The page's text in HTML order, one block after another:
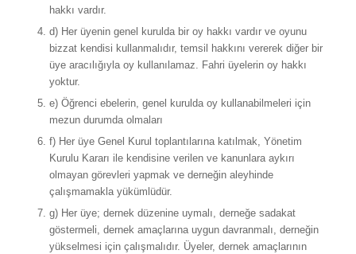
hakkı vardır.
d) Her üyenin genel kurulda bir oy hakkı vardır ve oyunu
bizzat kendisi kullanmalıdır, temsil hakkını vererek diğer bir
üye aracılığıyla oy kullanılamaz. Fahri üyelerin oy hakkı
yoktur.
e) Öğrenci ebelerin, genel kurulda oy kullanabilmeleri için
mezun durumda olmaları
f) Her üye Genel Kurul toplantılarına katılmak, Yönetim
Kurulu Kararı ile kendisine verilen ve kanunlara aykırı
olmayan görevleri yapmak ve derneğin aleyhinde
çalışmamakla yükümlüdür.
g) Her üye; dernek düzenine uymalı, derneğe sadakat
göstermeli, dernek amaçlarına uygun davranmalı, derneğin
yükselmesi için çalışmalıdır. Üyeler, dernek amaçlarının